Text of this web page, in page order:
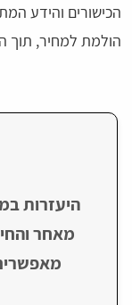
הכישורים והידע
הולמת למחיר, תוך
היעזרות
מאחר